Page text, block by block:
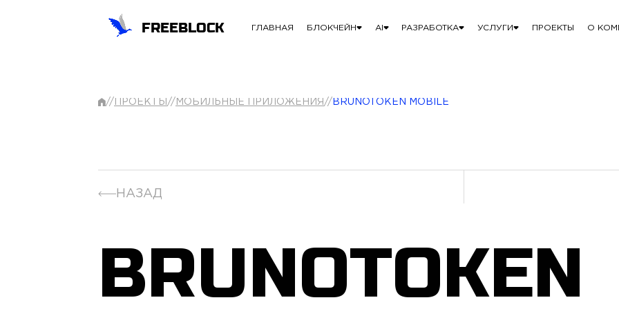
FREEBLOCK ГЛАВНАЯ БЛОКЧЕЙН AI РАЗРАБОТКА УСЛУГИ ПРОЕКТЫ О
// ПРОЕКТЫ // МОБИЛЬНЫЕ ПРИЛОЖЕНИЯ // BRUNOTOKEN MOBILE
НАЗАД
BRUNOTOKEN